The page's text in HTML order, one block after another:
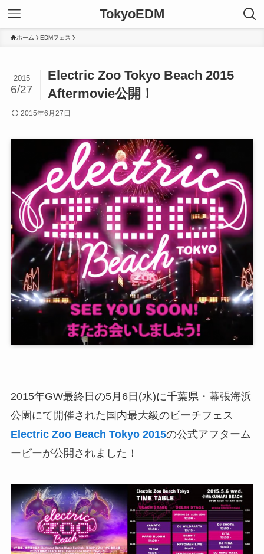
TokyoEDM
ホーム EDMフェス
Electric Zoo Tokyo Beach 2015
Aftermovie公開！
2015
6/27
2015年6月27日
2015年GW最終日の5月6日(水)に千葉県・幕張海浜
公園にて開催された国内最大級のビーチフェス
Electric Zoo Beach Tokyo 2015の公式アフターム
ービーが公開されました！